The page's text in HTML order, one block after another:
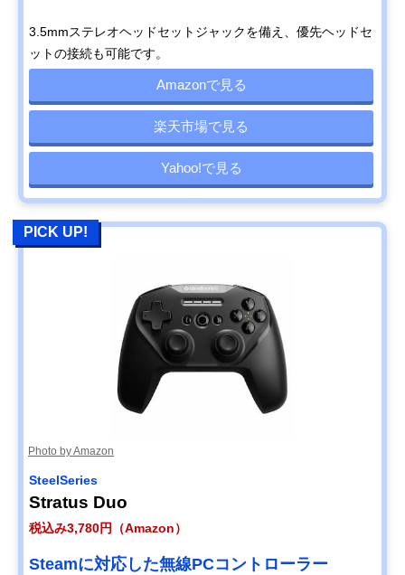
3.5mmステレオヘッドセットジャックを備え、優先ヘッドセ
ットの接続も可能です。
Amazonで見る
楽天市場で見る
Yahoo!で見る
PICK UP!
Photo by Amazon
SteelSeries
Stratus Duo
税込み3,780円（Amazon）
Steamに対応した無線PCコントローラー